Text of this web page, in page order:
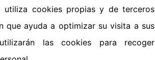
QUALITY
utiliza cookies propias y de terceros
que ayuda a optimizar su visita a sus
las cookies para recoger